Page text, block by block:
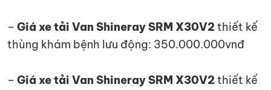
– Giá xe tải Van Shineray SRM X30V2 thiết kế
thùng khám bệnh lưu động: 350.000.000vnđ
– Giá xe tải Van Shineray SRM X30V2 thiết kế